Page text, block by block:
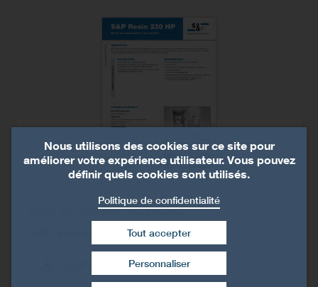
Fiche de Données Techniques
S&P Resin 230 HP
S&P Resin 230 HP (FDT)
Nous utilisons des cookies sur ce site pour
améliorer votre expérience utilisateur. Vous pouvez
définir quels cookies sont utilisés.
Politique de confidentialité
Tout accepter
Retirer le consentement
Personnaliser